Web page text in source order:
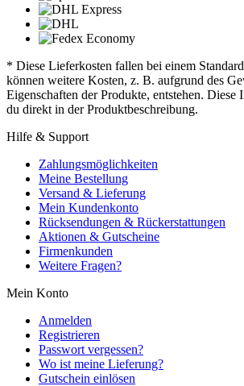
* Diese Lieferkosten fallen bei einem
können weitere Kosten, z. B. aufgrund des
Eigenschaften der Produkte, entstehen. Diese
du direkt in der Produktbeschreibung.
Hilfe & Support
Zahlungsmöglichkeiten
Meine Bestellung
Versand & Lieferung
Mein Kundenkonto
Rücksendungen & Rückerstattungen
Aktionen & Gutscheine
Firmenkunden
Weitere Fragen?
Mein Konto
Anmelden
Registrieren
Passwort vergessen?
Wo ist meine Lieferung?
Gutschein einlösen